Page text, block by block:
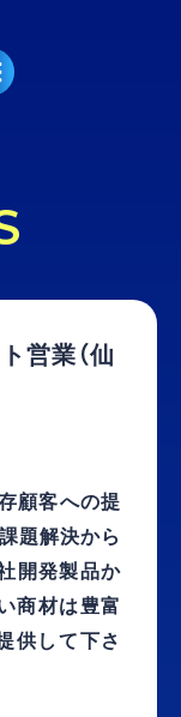
営業（仙
顧客への提
題解決から
開発製品か
商材は豊富
供して下さ